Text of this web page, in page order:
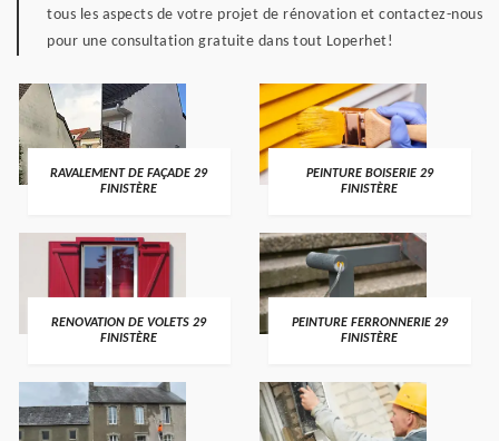
tous les aspects de votre projet de rénovation et contactez-nous
pour une consultation gratuite dans tout Loperhet!
RAVALEMENT DE FAÇADE 29
FINISTÈRE
PEINTURE BOISERIE 29
FINISTÈRE
RENOVATION DE VOLETS 29
FINISTÈRE
PEINTURE FERRONNERIE 29
FINISTÈRE